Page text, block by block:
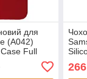
для
(A042)
Full
266